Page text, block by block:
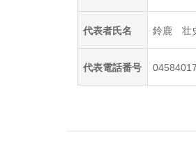
代表者氏名 鈴鹿 壮
代表電話番号